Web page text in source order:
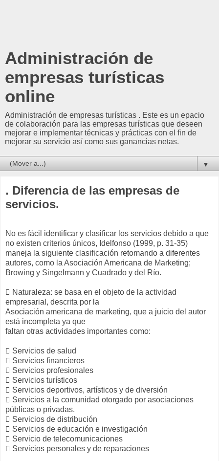
Administración de
empresas turísticas
online
Administración de empresas turísticas . Este es un epacio
de colaboración para las empresas turísticas que deseen
mejorar e implementar técnicas y prácticas con el fin de
mejorar su servicio así como sus ganancias netas.
▼
. Diferencia de las empresas de
servicios.
No es fácil identificar y clasificar los servicios debido a que
no existen criterios únicos, Idelfonso (1999, p. 31-35)
maneja la siguiente clasificación retomando a diferentes
autores, como la Asociación Americana de Marketing;
Browing y Singelmann y Cuadrado y del Río.
 Naturaleza: se basa en el objeto de la actividad
empresarial, descrita por la
Asociación americana de marketing, que a juicio del autor
está incompleta ya que
faltan otras actividades importantes como:
 Servicios de salud
 Servicios financieros
 Servicios profesionales
 Servicios turísticos
 Servicios deportivos, artísticos y de diversión
 Servicios a la comunidad otorgado por asociaciones
públicas o privadas.
 Servicios de distribución
 Servicios de educación e investigación
 Servicio de telecomunicaciones
 Servicios personales y de reparaciones